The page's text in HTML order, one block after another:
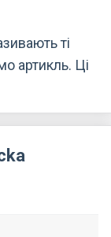
ті
артикль. Ці